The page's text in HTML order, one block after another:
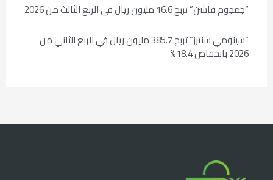
“جمجوم فاشن” تربح 16.6 مليون ريال في الربع الثالث من 2026
“سينومي سنترز” تربح 385.7 مليون ريال في الربع الثاني من
2026 بانخفاض 18.4%